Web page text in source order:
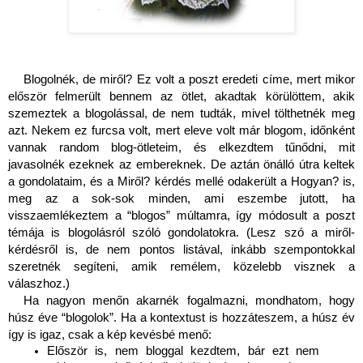
Blogolnék, de miről? Ez volt a poszt eredeti címe, mert mikor
először felmerült bennem az ötlet, akadtak körülöttem, akik
szemeztek a blogolással, de nem tudták, mivel tölthetnék meg
azt. Nekem ez furcsa volt, mert eleve volt már blogom, időnként
vannak random blog-ötleteim, és elkezdtem tűnődni, mit
javasolnék ezeknek az embereknek. De aztán önálló útra keltek
a gondolataim, és a Miről? kérdés mellé odakerült a Hogyan? is,
meg az a sok-sok minden, ami eszembe jutott, ha
visszaemlékeztem a “blogos” múltamra, így módosult a poszt
témája is blogolásról szóló gondolatokra. (Lesz szó a miről-
kérdésről is, de nem pontos listával, inkább szempontokkal
szeretnék segíteni, amik remélem, közelebb visznek a
válaszhoz.)
Ha nagyon menőn akarnék fogalmazni, mondhatom, hogy
húsz éve “blogolok”. Ha a kontextust is hozzáteszem, a húsz év
így is igaz, csak a kép kevésbé menő:
Először is, nem bloggal kezdtem, bár ezt nem